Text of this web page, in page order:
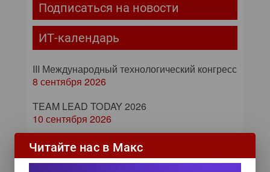
Подписаться на новости
ИТ-календарь
III Международный технологический конгресс
8 сентября 2026
TEAM LEAD TODAY 2026
10 сентября 2026
Форум ProcessTech
18 сентября 2026
Читайте нас в Макс